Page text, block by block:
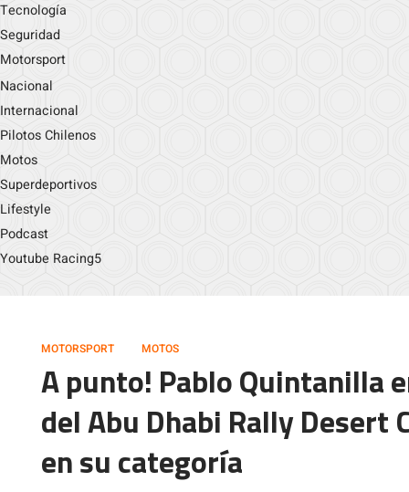
Tecnología
Seguridad
Motorsport
Nacional
Internacional
Pilotos Chilenos
Motos
Superdeportivos
Lifestyle
Podcast
Youtube Racing5
MOTORSPORT MOTOS
A punto! Pablo Quintanilla
del Abu Dhabi Rally Desert
en su categoría